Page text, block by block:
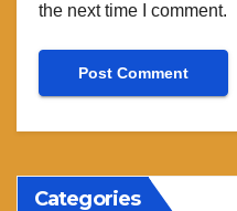
the next time I comment.
Categories